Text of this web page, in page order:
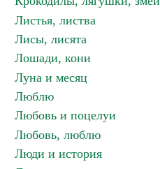
Листья, листва
Лисы, лисята
Лошади, кони
Луна и месяц
Люблю
Любовь и поцелуи
Любовь, люблю
Люди и история